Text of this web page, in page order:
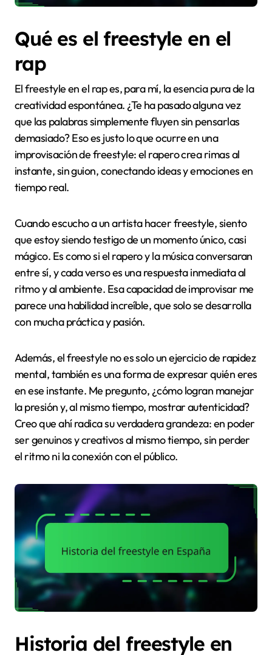
Qué es el freestyle en el
rap
El freestyle en el rap es, para mí, la esencia pura de la
creatividad espontánea. ¿Te ha pasado alguna vez
que las palabras simplemente fluyen sin pensarlas
demasiado? Eso es justo lo que ocurre en una
improvisación de freestyle: el rapero crea rimas al
instante, sin guion, conectando ideas y emociones en
tiempo real.
Cuando escucho a un artista hacer freestyle, siento
que estoy siendo testigo de un momento único, casi
mágico. Es como si el rapero y la música conversaran
entre sí, y cada verso es una respuesta inmediata al
ritmo y al ambiente. Esa capacidad de improvisar me
parece una habilidad increíble, que solo se desarrolla
con mucha práctica y pasión.
Además, el freestyle no es solo un ejercicio de rapidez
mental, también es una forma de expresar quién eres
en ese instante. Me pregunto, ¿cómo logran manejar
la presión y, al mismo tiempo, mostrar autenticidad?
Creo que ahí radica su verdadera grandeza: en poder
ser genuinos y creativos al mismo tiempo, sin perder
el ritmo ni la conexión con el público.
Historia del freestyle en